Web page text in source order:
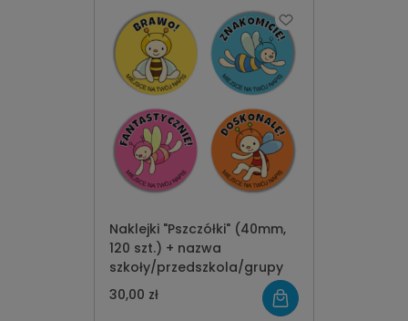
Naklejki "Pszczółki" (40mm,
120 szt.) + nazwa
szkoły/przedszkola/grupy
30,00 zł